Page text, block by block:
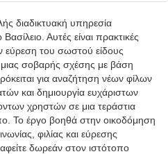
διαδικτυακή υπηρεσία
Αυτές είναι πρακτικές
εύρεση του σωστού είδους
μιας σοβαρής σχέσης με βάση
για αναζήτηση νέων φίλων
και δημιουργία ευχάριστων
χρηστών σε μια τεράστια
Το έργο βοηθά στην οικοδόμηση
φιλίας και εύρεσης
δωρεάν στον ιστότοπο